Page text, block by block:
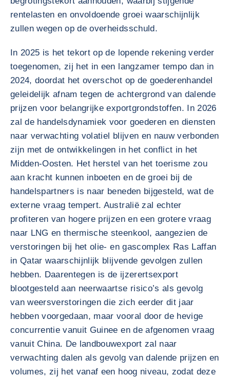
rentelasten en onvoldoende groei waarschijnlijk
zullen wegen op de overheidsschuld.
In 2025 is het tekort op de lopende rekening verder
toegenomen, zij het in een langzamer tempo dan in
2024, doordat het overschot op de goederenhandel
geleidelijk afnam tegen de achtergrond van dalende
prijzen voor belangrijke exportgrondstoffen. In 2026
zal de handelsdynamiek voor goederen en diensten
naar verwachting volatiel blijven en nauw verbonden
zijn met de ontwikkelingen in het conflict in het
Midden-Oosten. Het herstel van het toerisme zou
aan kracht kunnen inboeten en de groei bij de
handelspartners is naar beneden bijgesteld, wat de
externe vraag tempert. Australië zal echter
profiteren van hogere prijzen en een grotere vraag
naar LNG en thermische steenkool, aangezien de
verstoringen bij het olie- en gascomplex Ras Laffan
in Qatar waarschijnlijk blijvende gevolgen zullen
hebben. Daarentegen is de ijzerertsexport
blootgesteld aan neerwaartse risico’s als gevolg
van weersverstoringen die zich eerder dit jaar
hebben voorgedaan, maar vooral door de hevige
concurrentie vanuit Guinee en de afgenomen vraag
vanuit China. De landbouwexport zal naar
verwachting dalen als gevolg van dalende prijzen en
volumes, zij het vanaf een hoog niveau, zodat deze